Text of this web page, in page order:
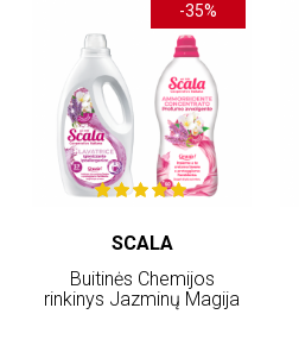
-35%
SCALA
Buitinės Chemijos
rinkinys Jazminų Magija